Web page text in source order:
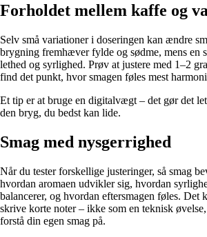
Forholdet mellem kaffe og
Selv små variationer i doseringen kan ændre
brygning fremhæver fylde og sødme, mens en
lethed og syrlighed. Prøv at justere med 1–2
find det punkt, hvor smagen føles mest
Et tip er at bruge en digitalvægt – det gør det
den bryg, du bedst kan lide.
Smag med nysgerrighed
Når du tester forskellige justeringer, så smag
hvordan aromaen udvikler sig, hvordan
balancerer, og hvordan eftersmagen føles.
skrive korte noter – ikke som en teknisk
forstå din egen smag på.